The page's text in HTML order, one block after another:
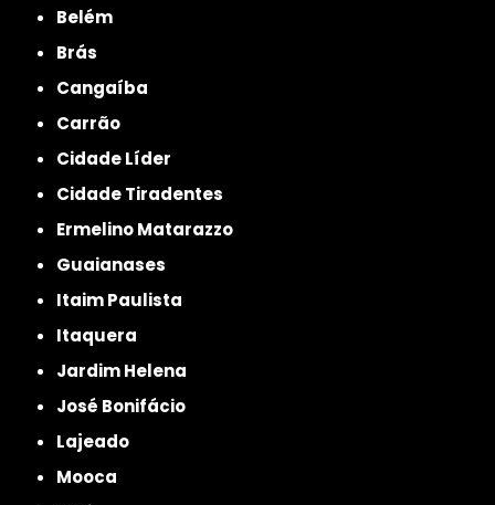
Belém
Brás
Cangaíba
Carrão
Cidade Líder
Cidade Tiradentes
Ermelino Matarazzo
Guaianases
Itaim Paulista
Itaquera
Jardim Helena
José Bonifácio
Lajeado
Mooca